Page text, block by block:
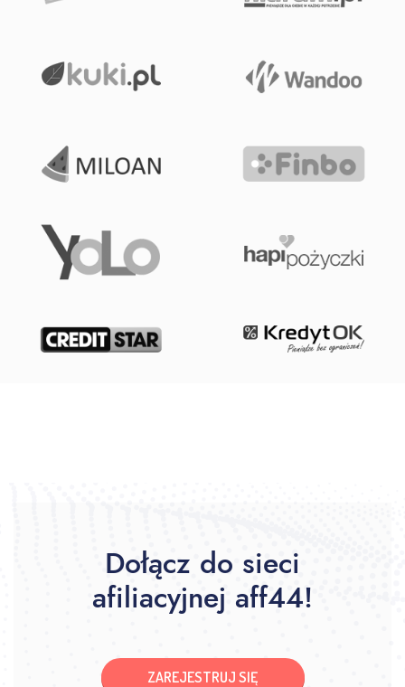
Dołącz do sieci
afiliacyjnej aff44!
ZAREJESTRUJ SIĘ